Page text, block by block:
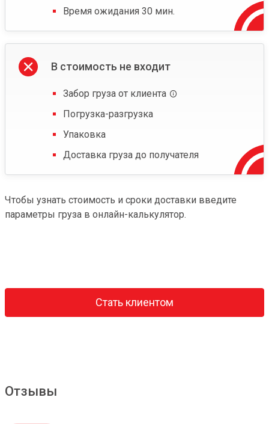
Время ожидания 30 мин.
В стоимость не входит
Забор груза от клиента
Погрузка-разгрузка
Упаковка
Доставка груза до получателя
Чтобы узнать стоимость и сроки доставки введите
параметры груза в онлайн-калькулятор.
Стать клиентом
Отзывы